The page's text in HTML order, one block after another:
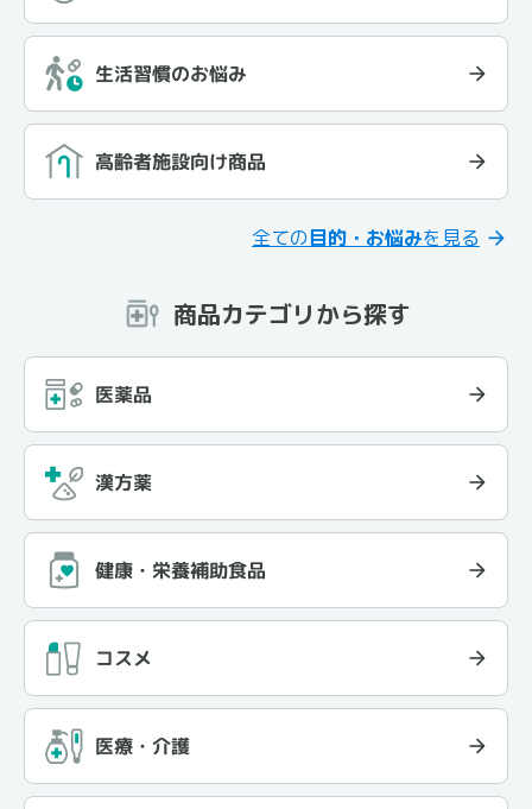
生活習慣のお悩み
高齢者施設向け商品
全ての目的・お悩みを見る
商品カテゴリから探す
医薬品
漢方薬
健康・栄養補助食品
コスメ
医療・介護